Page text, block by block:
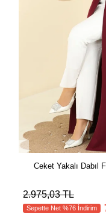
Ceket Yakalı Dabıl
2.975,03 TL
Sepette Net %76 İndirim